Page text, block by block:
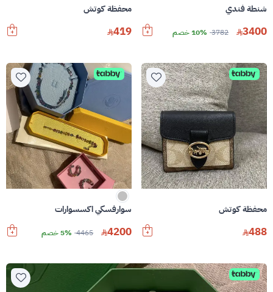
شنطة فندي
3400
3782 10% خصم
محفظة كوتش
419
محفظة كوتش
488
سوارفسكي اكسسوارات
4200
4465 5% خصم